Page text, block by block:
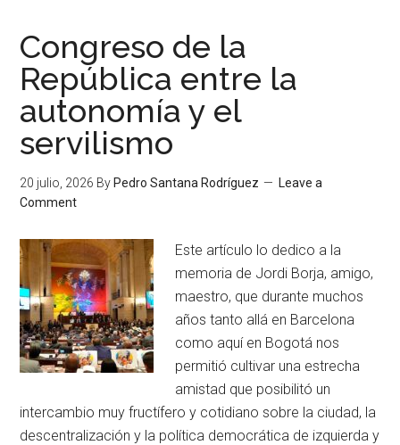
Congreso de la
República entre la
autonomía y el
servilismo
20 julio, 2026 By Pedro Santana Rodríguez
Leave a
Comment
Este artículo lo dedico a la
memoria de Jordi Borja, amigo,
maestro, que durante muchos
años tanto allá en Barcelona
como aquí en Bogotá nos
permitió cultivar una estrecha
amistad que posibilitó un
intercambio muy fructífero y cotidiano sobre la ciudad, la
descentralización y la política democrática de izquierda y